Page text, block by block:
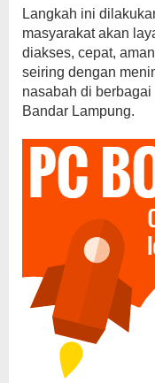
Langkah ini
masyarakat akan
diakses, cepat,
seiring dengan
nasabah di
Bandar Lampung.